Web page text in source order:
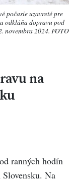
počasie uzavreté pre
odkláňa dopravu pod
novembra 2024. FOTO
na
ranných hodín
Na